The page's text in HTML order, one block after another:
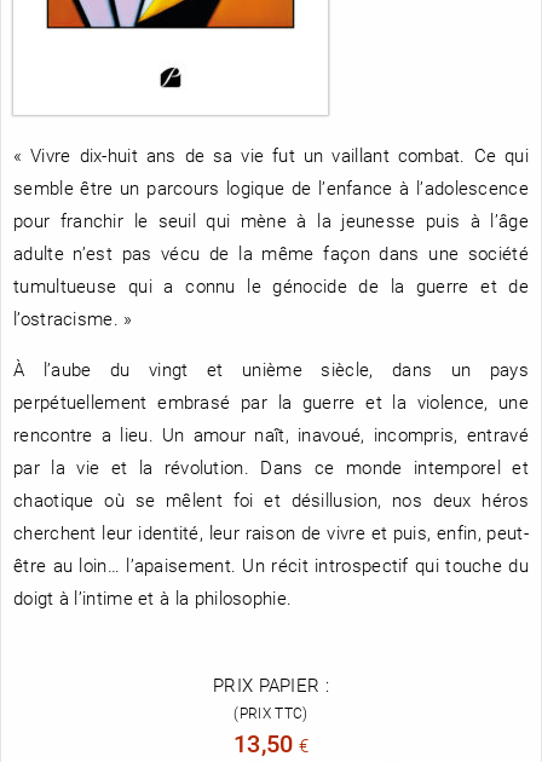
RENCONTRE AVEC…
REVUE DE PRESSE
« Vivre dix-huit ans de sa vie fut un vaillant combat. Ce qui
semble être un parcours logique de l’enfance à l’adolescence
pour franchir le seuil qui mène à la jeunesse puis à l’âge
adulte n’est pas vécu de la même façon dans une société
tumultueuse qui a connu le génocide de la guerre et de
l’ostracisme. »
À l’aube du vingt et unième siècle, dans un pays
perpétuellement embrasé par la guerre et la violence, une
rencontre a lieu. Un amour naît, inavoué, incompris, entravé
par la vie et la révolution. Dans ce monde intemporel et
chaotique où se mêlent foi et désillusion, nos deux héros
cherchent leur identité, leur raison de vivre et puis, enfin, peut-
être au loin… l’apaisement. Un récit introspectif qui touche du
doigt à l’intime et à la philosophie.
PRIX PAPIER :
(PRIX TTC)
13,50 €